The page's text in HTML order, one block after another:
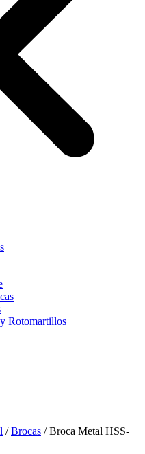
Rotomartillos
/Brocas / Broca Metal HSS-